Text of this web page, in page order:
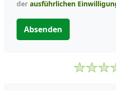
der ausführlichen
Absenden